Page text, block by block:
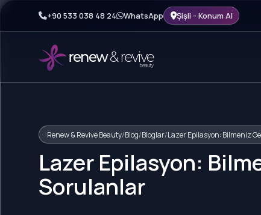
+90 533 038 48 24 WhatsApp Şişli - Konum Al
Renew & Revive Beauty/Blog/Bloglar/Lazer Epilasyon: Bilmeniz
Lazer Epilasyon:
Sorulanlar